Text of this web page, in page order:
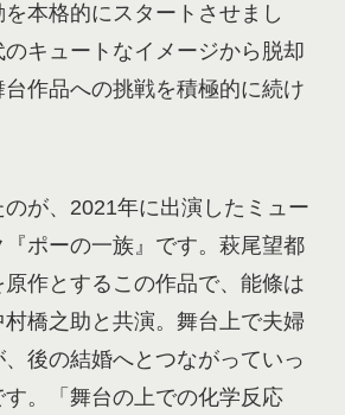
本格的にスタートさせまし
キュートなイメージから脱却
台作品への挑戦を積極的に続け
が、2021年に出演したミュー
ポーの一族』です。萩尾望都
作とするこの作品で、能條は
橋之助と共演。舞台上で夫婦
後の結婚へとつながっていっ
。「舞台の上での化学反応